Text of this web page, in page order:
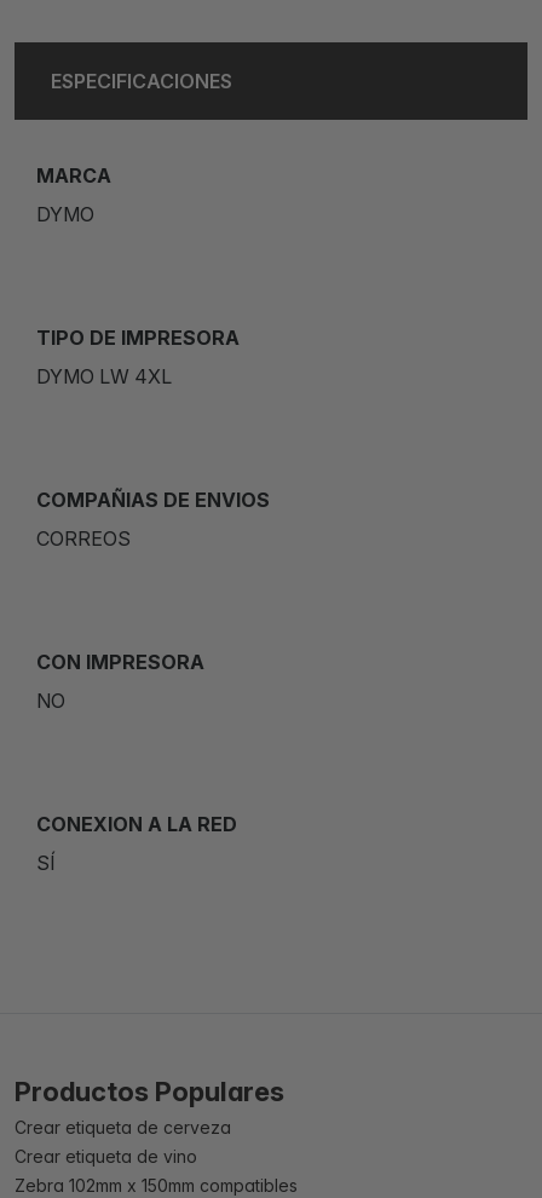
ESPECIFICACIONES
MARCA
DYMO
TIPO DE IMPRESORA
DYMO LW 4XL
COMPAÑIAS DE ENVIOS
CORREOS
CON IMPRESORA
NO
CONEXION A LA RED
SÍ
Productos Populares
Crear etiqueta de cerveza
Crear etiqueta de vino
Zebra 102mm x 150mm compatibles